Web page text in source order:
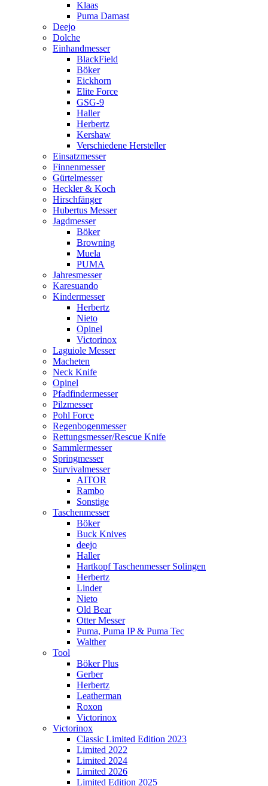
Klaas
Puma Damast
Deejo
Dolche
Einhandmesser
BlackField
Böker
Eickhorn
Elite Force
GSG-9
Haller
Herbertz
Kershaw
Verschiedene Hersteller
Einsatzmesser
Finnenmesser
Gürtelmesser
Heckler & Koch
Hirschfänger
Hubertus Messer
Jagdmesser
Böker
Browning
Muela
PUMA
Jahresmesser
Karesuando
Kindermesser
Herbertz
Nieto
Opinel
Victorinox
Laguiole Messer
Macheten
Neck Knife
Opinel
Pfadfindermesser
Pilzmesser
Pohl Force
Regenbogenmesser
Rettungsmesser/Rescue Knife
Sammlermesser
Springmesser
Survivalmesser
AITOR
Rambo
Sonstige
Taschenmesser
Böker
Buck Knives
deejo
Haller
Hartkopf Taschenmesser Solingen
Herbertz
Linder
Nieto
Old Bear
Otter Messer
Puma, Puma IP & Puma Tec
Walther
Tool
Böker Plus
Gerber
Herbertz
Leatherman
Roxon
Victorinox
Victorinox
Classic Limited Edition 2023
Limited 2022
Limited 2024
Limited 2026
Limited Edition 2025